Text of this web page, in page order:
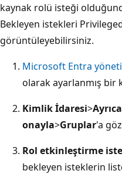
kaynak rolü isteği
Bekleyen istekleri
görüntüleyebilirsiniz.
Microsoft Entra
olarak ayarlanmış bir
Kimlik İdaresi>
onayla>Gruplar'a
Rol etkinleştirme
bekleyen isteklerin